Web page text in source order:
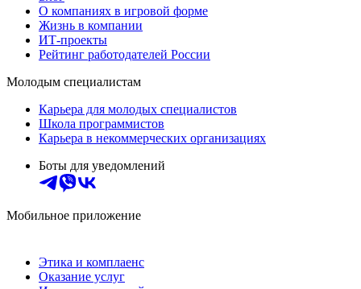
О компаниях в игровой форме
Жизнь в компании
ИТ-проекты
Рейтинг работодателей России
Молодым специалистам
Карьера для молодых специалистов
Школа программистов
Карьера в некоммерческих организациях
Боты для уведомлений
Мобильное приложение
Этика и комплаенс
Оказание услуг